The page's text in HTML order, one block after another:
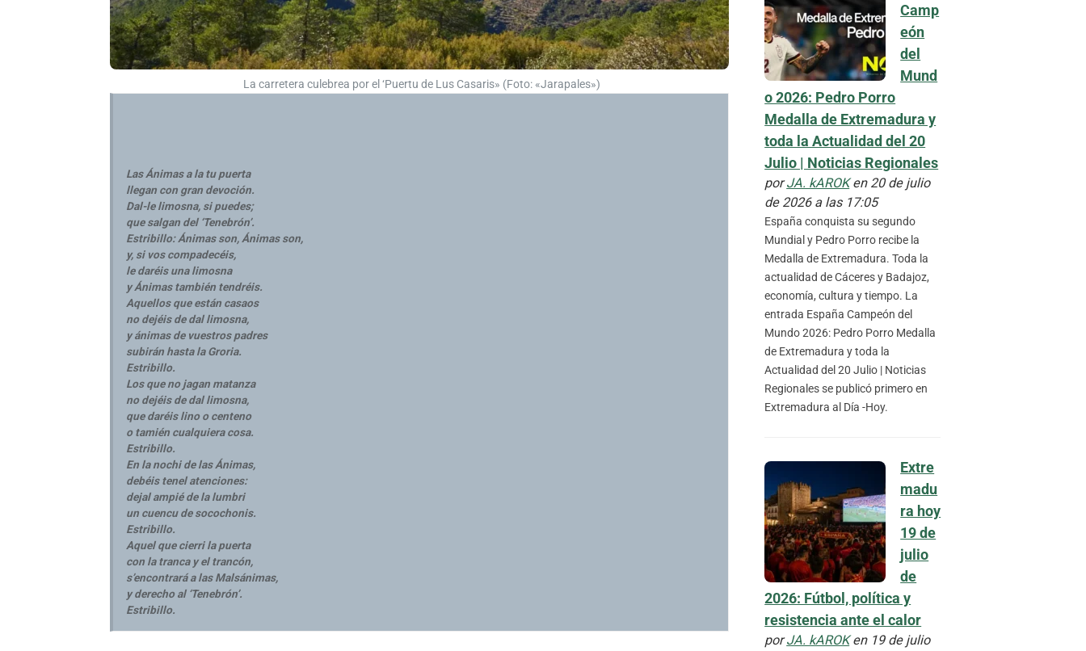
La carretera culebrea por el ‘Puertu de Lus Casaris» (Foto: «Jarapales»)
Las Ánimas a la tu puerta
llegan con gran devoción.
Dal-le limosna, si puedes;
que salgan del ‘Tenebrón’.
Estribillo: Ánimas son, Ánimas son,
y, si vos compadecéis,
le daréis una limosna
y Ánimas también tendréis.
Aquellos que están casaos
no dejéis de dal limosna,
y ánimas de vuestros padres
subirán hasta la Groria.
Estribillo.
Los que no jagan matanza
no dejéis de dal limosna,
que daréis lino o centeno
o tamién cualquiera cosa.
Estribillo.
En la nochi de las Ánimas,
debéis tenel atenciones:
dejal ampié de la lumbri
un cuencu de socochonis.
Estribillo.
Aquel que cierri la puerta
con la tranca y el trancón,
s’encontrará a las Malsánimas,
y derecho al ‘Tenebrón’.
Estribillo.
Camp
eón
del
Mund
o 2026: Pedro Porro
Medalla de Extremadura y
toda la Actualidad del 20
Julio | Noticias Regionales
porJA. kAROKen 20 de julio
de 2026 a las 17:05
España conquista su segundo
Mundial y Pedro Porro recibe la
Medalla de Extremadura. Toda la
actualidad de Cáceres y Badajoz,
economía, cultura y tiempo. La
entrada España Campeón del
Mundo 2026: Pedro Porro Medalla
de Extremadura y toda la
Actualidad del 20 Julio | Noticias
Regionales se publicó primero en
Extremadura al Día -Hoy.
Extre
madu
ra hoy
19 de
julio
de
2026: Fútbol, política y
resistencia ante el calor
porJA. kAROKen 19 de julio